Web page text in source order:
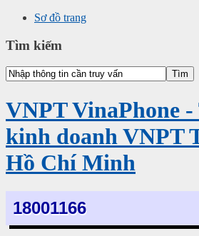
Sơ đồ trang
Tìm kiếm
VNPT VinaPhone
kinh doanh VNPT
Hồ Chí Minh
18001166